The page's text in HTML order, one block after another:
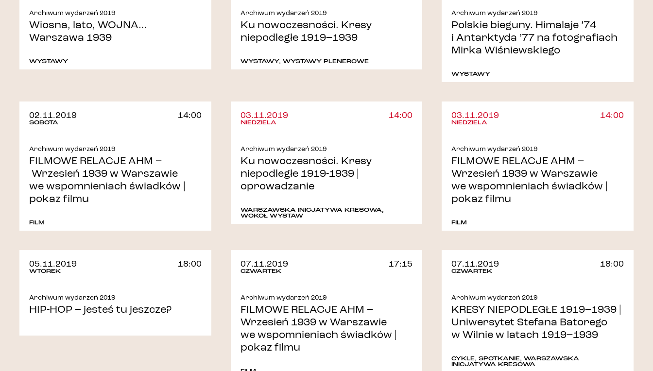
Archiwum wydarzeń 2019
Wiosna, lato, WOJNA…
Warszawa 1939
WYSTAWY
Archiwum wydarzeń 2019
Ku nowoczesności. Kresy
niepodległe 1919–1939
WYSTAWY, WYSTAWY PLENEROWE
Archiwum wydarzeń 2019
Polskie bieguny. Himalaje ’74
i Antarktyda ’77 na fotografiach
Mirka Wiśniewskiego
WYSTAWY
02.11.2019
SOBOTA
14:00
Archiwum wydarzeń 2019
FILMOWE RELACJE AHM –
Wrzesień 1939 w Warszawie
we wspomnieniach świadków |
pokaz filmu
FILM
03.11.2019
NIEDZIELA
14:00
Archiwum wydarzeń 2019
Ku nowoczesności. Kresy
niepodległe 1919-1939 |
oprowadzanie
WARSZAWSKA INICJATYWA KRESOWA,
WOKÓŁ WYSTAW
03.11.2019
NIEDZIELA
14:00
Archiwum wydarzeń 2019
FILMOWE RELACJE AHM –
Wrzesień 1939 w Warszawie
we wspomnieniach świadków |
pokaz filmu
FILM
05.11.2019
WTOREK
18:00
Archiwum wydarzeń 2019
HIP-HOP – jesteś tu jeszcze?
07.11.2019
CZWARTEK
17:15
Archiwum wydarzeń 2019
FILMOWE RELACJE AHM –
Wrzesień 1939 w Warszawie
we wspomnieniach świadków |
pokaz filmu
07.11.2019
CZWARTEK
18:00
Archiwum wydarzeń 2019
KRESY NIEPODLEGŁE 1919–1939 |
Uniwersytet Stefana Batorego
w Wilnie w latach 1919–1939
CYKLE, SPOTKANIE, WARSZAWSKA
INICJATYWA KRESOWA